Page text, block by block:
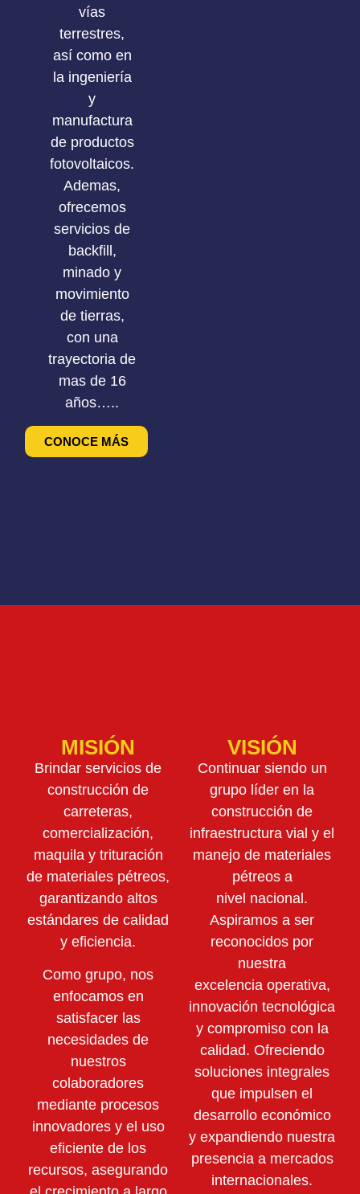
vías
terrestres,
así como en
la ingeniería
y
manufactura
de productos
fotovoltaicos.
Ademas,
ofrecemos
servicios de
backfill,
minado y
movimiento
de tierras,
con una
trayectoria de
mas de 16
años…..
CONOCE MÁS
MISIÓN
Brindar servicios de
construcción de
carreteras,
comercialización,
maquila y trituración
de materiales pétreos,
garantizando altos
estándares de calidad
y eficiencia.
Como grupo, nos
enfocamos en
satisfacer las
necesidades de
nuestros
colaboradores
mediante procesos
innovadores y el uso
eficiente de los
recursos, asegurando
VISIÓN
Continuar siendo un
grupo líder en la
construcción de
infraestructura vial y el
manejo de materiales
pétreos a
nivel nacional.
Aspiramos a ser
reconocidos por
nuestra
excelencia operativa,
innovación tecnológica
y compromiso con la
calidad. Ofreciendo
soluciones integrales
que impulsen el
desarrollo económico
y expandiendo nuestra
presencia a mercados
internacionales.